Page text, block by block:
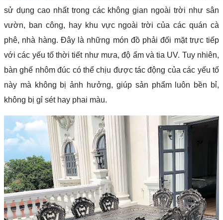
sử dụng cao nhất trong các không gian ngoài trời như sân
vườn, ban công, hay khu vực ngoài trời của các quán cà
phê, nhà hàng. Đây là những món đồ phải đối mặt trực tiếp
với các yếu tố thời tiết như mưa, độ ẩm và tia UV. Tuy nhiên,
bàn ghế nhôm đúc có thể chịu được tác động của các yếu tố
này mà không bị ảnh hưởng, giúp sản phẩm luôn bền bỉ,
không bị gỉ sét hay phai màu.